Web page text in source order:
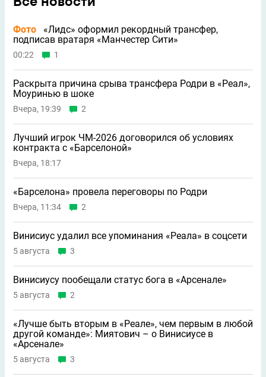
Фото
«Лидс» оформил рекордный трансфер,
подписав вратаря «Манчестер Сити»
00:22 1
Раскрыта причина срыва трансфера Родри в «Реал»,
Моуринью в шоке
Вчера, 19:39 2
Лучший игрок ЧМ-2026 договорился об условиях
контракта с «Барселоной»
Вчера, 18:17
«Барселона» провела переговоры по Родри
Вчера, 11:34 2
Винисиус удалил все упоминания «Реала» в соцсети
5 августа 3
Винисиусу пообещали статус бога в «Арсенале»
5 августа 2
«Лучше быть вторым в «Реале», чем первым в любой
другой команде»: Миятович – о Винисиусе в
«Арсенале»
5 августа 3